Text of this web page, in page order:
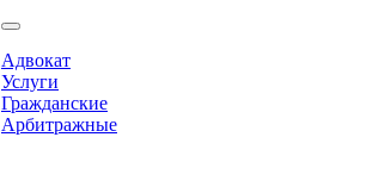
Адвокат
Услуги
Гражданские
Арбитражные